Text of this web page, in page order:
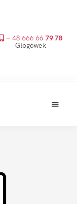
+ 48 666 66 79 78
Głogówek